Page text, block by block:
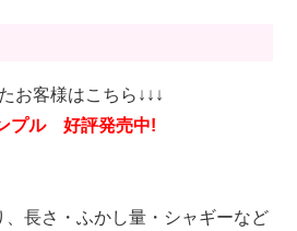
お客様はこちら↓↓↓
プル 好評発売中!
長さ・ふかし量・シャギーなど